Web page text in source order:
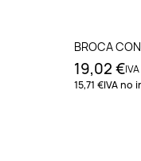
BROCA
19,02 €
15,71 €IVA no